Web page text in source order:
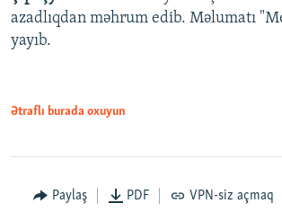
azadlıqdan məhrum edib. Məlumatı
yayıb.
Ətraflı burada oxuyun
Paylaş PDF VPN-siz açmaq